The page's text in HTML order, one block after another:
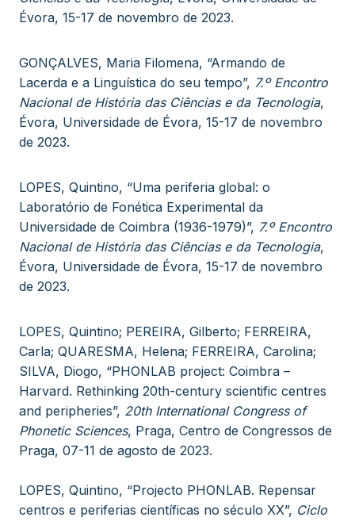
Évora, 15-17 de novembro de 2023.
GONÇALVES, Maria Filomena, “Armando de
Lacerda e a Linguística do seu tempo”, 7.º Encontro
Nacional de História das Ciências e da Tecnologia,
Évora, Universidade de Évora, 15-17 de novembro
de 2023.
LOPES, Quintino, “Uma periferia global: o
Laboratório de Fonética Experimental da
Universidade de Coimbra (1936-1979)”, 7.º Encontro
Nacional de História das Ciências e da Tecnologia,
Évora, Universidade de Évora, 15-17 de novembro
de 2023.
LOPES, Quintino; PEREIRA, Gilberto; FERREIRA,
Carla; QUARESMA, Helena; FERREIRA, Carolina;
SILVA, Diogo, “PHONLAB project: Coimbra –
Harvard. Rethinking 20th-century scientific centres
and peripheries”, 20th International Congress of
Phonetic Sciences, Praga, Centro de Congressos de
Praga, 07-11 de agosto de 2023.
LOPES, Quintino, “Projecto PHONLAB. Repensar
centros e periferias científicas no século XX”, Ciclo